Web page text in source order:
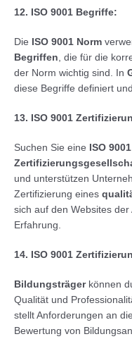
12. ISO 9001 Begriffe:
Die ISO 9001 Norm
Begriffen , die für die
der Norm wichtig sind. In
diese Begriffe definiert
13. ISO 9001
Suchen Sie eine ISO
und unterstützen
Zertifizierung eines
sich auf den Websites
Erfahrung.
14. ISO 9001
Bildungsträgerkönnen
Qualität und
stellt Anforderungen an
Bewertung von